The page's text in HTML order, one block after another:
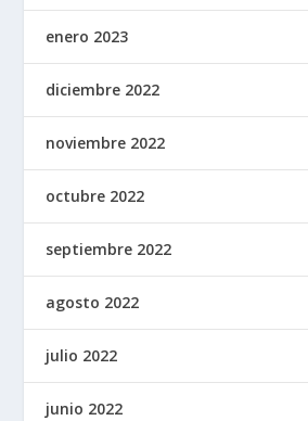
enero 2023
diciembre 2022
noviembre 2022
octubre 2022
septiembre 2022
agosto 2022
julio 2022
junio 2022